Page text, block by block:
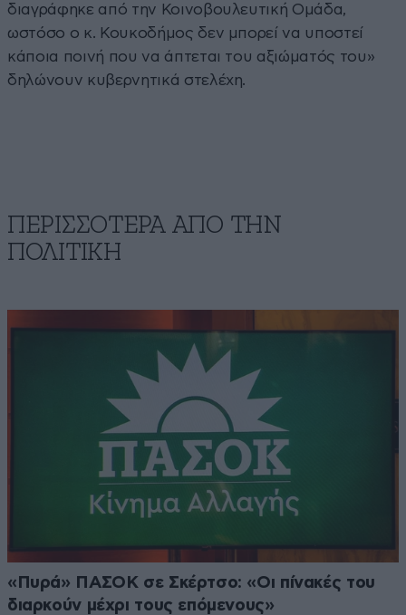
διαγράφηκε από την Κοινοβουλευτική Ομάδα,
ωστόσο ο κ. Κουκοδήμος δεν μπορεί να υποστεί
κάποια ποινή που να άπτεται του αξιώματός του»
δηλώνουν κυβερνητικά στελέχη.
ΠΕΡΙΣΣΟΤΕΡΑ ΑΠΟ ΤΗΝ
ΠΟΛΙΤΙΚΗ
«Πυρά» ΠΑΣΟΚ σε Σκέρτσο: «Οι πίνακές του
διαρκούν μέχρι τους επόμενους»